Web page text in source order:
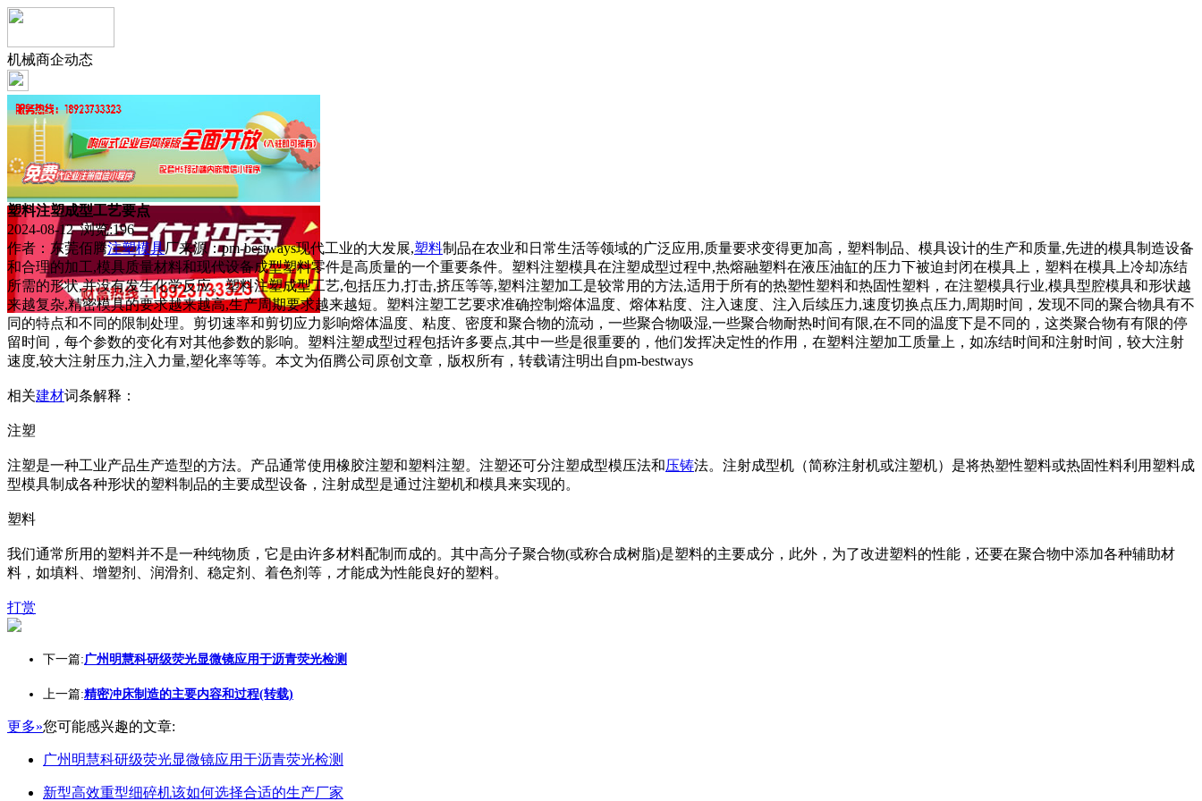
机械商企动态
塑料注塑成型工艺要点
2024-08-12 浏览:196
作者：东莞佰腾注塑模具厂来源：pm-bestways现代工业的大发展,塑料制品在农业和日常生活等领域的广泛应用,质量要求变得更加高，塑料制品、模具设计的生产和质量,先进的模具制造设备
和合理的加工,模具质量材料和现代设备成型塑料零件是高质量的一个重要条件。塑料注塑模具在注塑成型过程中,热熔融塑料在液压油缸的压力下被迫封闭在模具上，塑料在模具上冷却冻结
所需的形状,并没有发生化学反应。塑料注塑成型工艺,包括压力,打击,挤压等等,塑料注塑加工是较常用的方法,适用于所有的热塑性塑料和热固性塑料，在注塑模具行业,模具型腔模具和形状越
来越复杂,精密模具的要求越来越高,生产周期要求越来越短。塑料注塑工艺要求准确控制熔体温度、熔体粘度、注入速度、注入后续压力,速度切换点压力,周期时间，发现不同的聚合物具有不
同的特点和不同的限制处理。剪切速率和剪切应力影响熔体温度、粘度、密度和聚合物的流动，一些聚合物吸湿,一些聚合物耐热时间有限,在不同的温度下是不同的，这类聚合物有有限的停
留时间，每个参数的变化有对其他参数的影响。塑料注塑成型过程包括许多要点,其中一些是很重要的，他们发挥决定性的作用，在塑料注塑加工质量上，如冻结时间和注射时间，较大注射
速度,较大注射压力,注入力量,塑化率等等。本文为佰腾公司原创文章，版权所有，转载请注明出自pm-bestways
相关建材词条解释：
注塑
注塑是一种工业产品生产造型的方法。产品通常使用橡胶注塑和塑料注塑。注塑还可分注塑成型模压法和压铸法。注射成型机（简称注射机或注塑机）是将热塑性塑料或热固性料利用塑料成
型模具制成各种形状的塑料制品的主要成型设备，注射成型是通过注塑机和模具来实现的。
塑料
我们通常所用的塑料并不是一种纯物质，它是由许多材料配制而成的。其中高分子聚合物(或称合成树脂)是塑料的主要成分，此外，为了改进塑料的性能，还要在聚合物中添加各种辅助材
料，如填料、增塑剂、润滑剂、稳定剂、着色剂等，才能成为性能良好的塑料。
打赏
下一篇:广州明慧科研级荧光显微镜应用于沥青荧光检测
上一篇:精密冲床制造的主要内容和过程(转载)
更多»您可能感兴趣的文章:
广州明慧科研级荧光显微镜应用于沥青荧光检测
新型高效重型细碎机该如何选择合适的生产厂家